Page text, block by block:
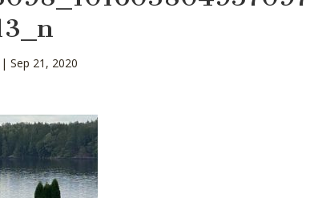
|Sep 21, 2020